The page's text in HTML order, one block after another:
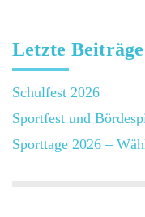
Letzte Beiträge
Schulfest 2026
Sportfest und
Sporttage 2026 –